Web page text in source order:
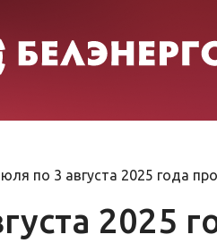
по 3 августа 2025 года
2025